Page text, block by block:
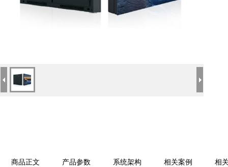
商品正文 产品参数 系统架构 相关案例 相